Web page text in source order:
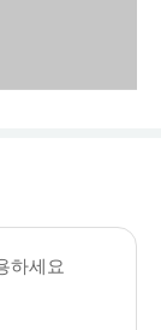
본 투어는 가이드가
하세요